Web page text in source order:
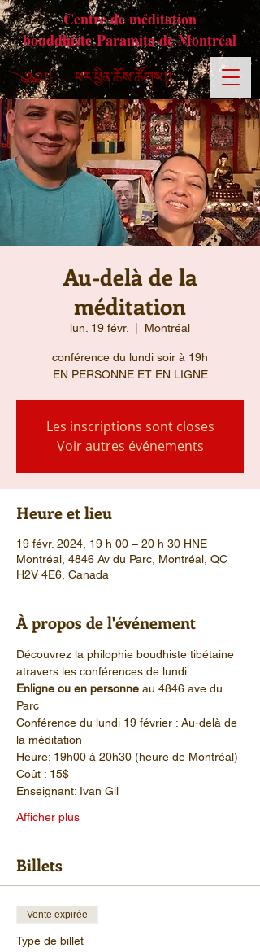
Centre de méditation
bouddhiste Paramita de Montréal
Au-delà de la
méditation
lun. 19 févr. Montréal
conférence du lundi soir à 19h
EN PERSONNE ET EN LIGNE
Les inscriptions sont closes
Voir autres événements
Heure et lieu
19 févr. 2024, 19 h 00 – 20 h 30 HNE
Montréal, 4846 Av du Parc, Montréal, QC
H2V 4E6, Canada
À propos de l'événement
Découvrez la philophie boudhiste tibétaine
atravers les conférences de lundi
Enligne ou en personne au 4846 ave du
Parc
Conférence du lundi 19 février : Au-delà de
la méditation
Heure: 19h00 à 20h30 (heure de Montréal)
Coût : 15$
Enseignant: Ivan Gil
Afficher plus
Billets
Vente expirée
Type de billet